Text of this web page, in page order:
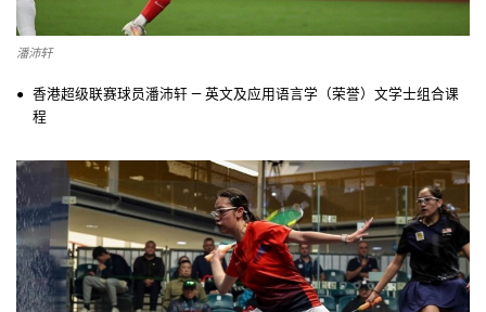
潘沛轩
香港超级联赛球员潘沛轩 — 英文及应用语言学（荣誉）文学士组合课
程